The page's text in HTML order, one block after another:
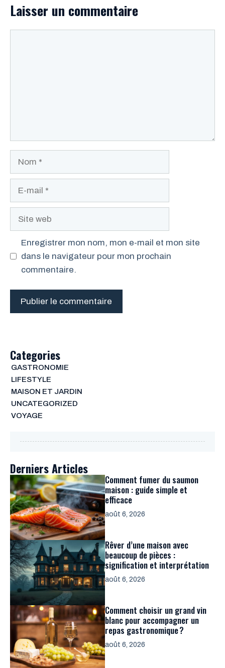
Laisser un commentaire
Site
Enregistrer mon nom, mon e-mail et mon site
dans le navigateur pour mon prochain
commentaire.
Categories
GASTRONOMIE
LIFESTYLE
MAISON ET JARDIN
UNCATEGORIZED
VOYAGE
Derniers Articles
Comment fumer du saumon
maison : guide simple et
efficace
août 6, 2026
Rêver d’une maison avec
beaucoup de pièces :
signification et interprétation
août 6, 2026
Comment choisir un grand vin
blanc pour accompagner un
repas gastronomique ?
août 6, 2026